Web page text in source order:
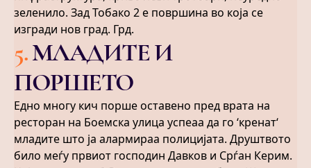
зеленило. Зад Тобако 2 е површина во која се
изгради нов град. Грд.
5.МЛАДИТЕ И
ПОРШЕТО
Едно многу кич порше оставено пред врата на
ресторан на Боемска улица успеаа да го ‘кренат‘
младите што ја алармираа полицијата. Друштвото
било меѓу првиот господин Давков и Срѓан Керим.